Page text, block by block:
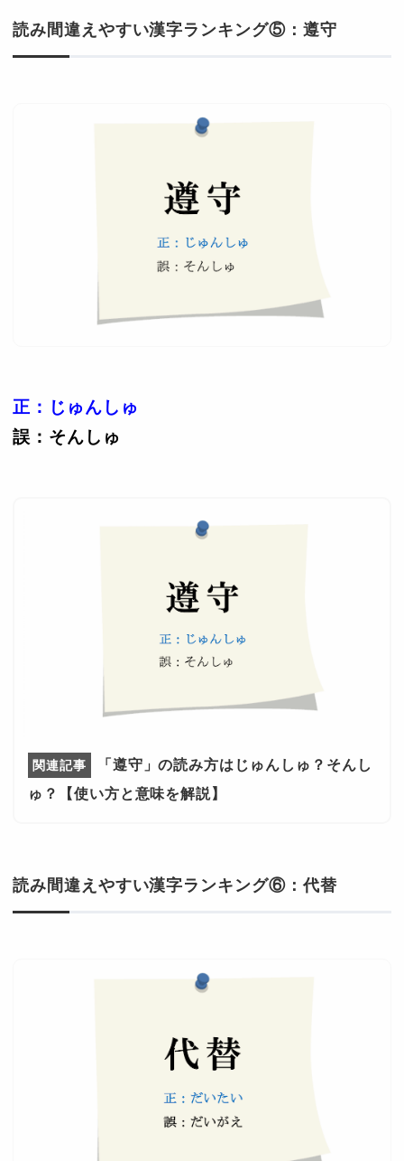
読み間違えやすい漢字ランキング⑤：遵守
正：じゅんしゅ
誤：そんしゅ
「遵守」の読み方はじゅんしゅ？そんし
ゅ？【使い方と意味を解説】
読み間違えやすい漢字ランキング⑥：代替